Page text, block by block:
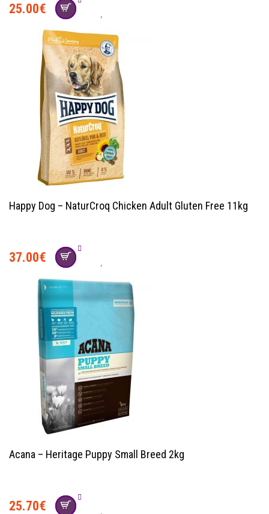
25.00€
Happy Dog – NaturCroq Chicken Adult Gluten Free 11kg
37.00€
Acana – Heritage Puppy Small Breed 2kg
25.70€